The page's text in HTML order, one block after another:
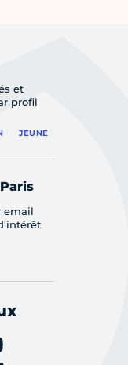
et
profil
JEUNE
email